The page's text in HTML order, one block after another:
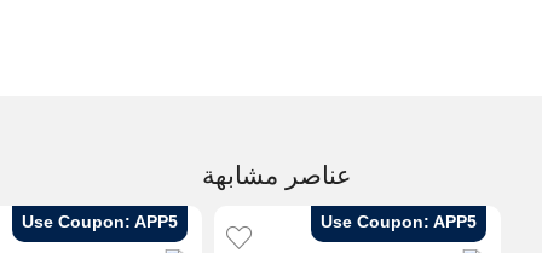
عناصر مشابهة
Use Coupon: APP5
Use Coupon: APP5